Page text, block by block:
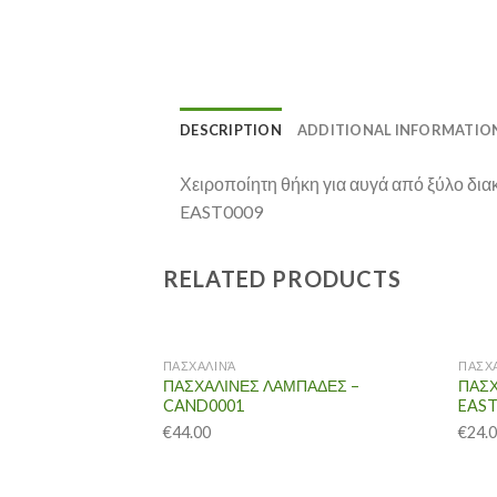
DESCRIPTION ADDITIONAL
Χειροποίητη θήκη για αυγά από ξύλο
EAST0009
RELATED PRODUCTS
ΠΑΣΧΑΛΙΝΆ
ΠΑΣΧΑΛΙΝΕΣ ΛΑΜΠΑΔΕΣ –
CAND0001
€44.00
€